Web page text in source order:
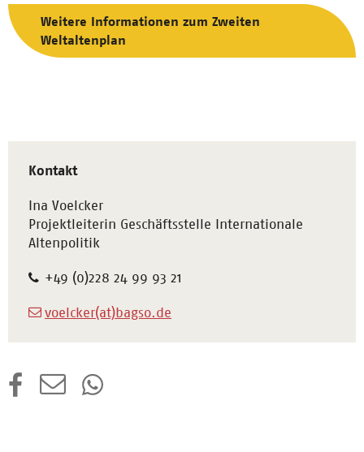
Weitere Informationen zum Zweiten
Weltaltenplan
Kontakt
Ina Voelcker
Projektleiterin Geschäftsstelle Internationale
Altenpolitik
+49 (0)228 24 99 93 21
voelcker(at)bagso.de